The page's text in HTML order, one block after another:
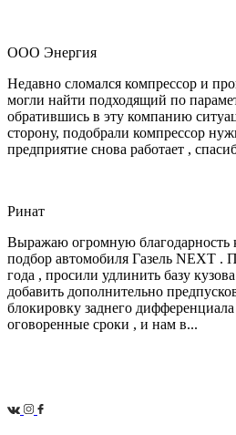
ООО Энергия
Недавно сломался компрессор и
могли найти подходящий по
обратившись в эту компанию
сторону, подобрали компрессор
предприятие снова работает ,
Ринат
Выражаю огромную благодарность
подбор автомобиля Газель NEXT .
года , просили удлинить базу
добавить дополнительно
блокировку заднего
оговоренные сроки , и нам в...